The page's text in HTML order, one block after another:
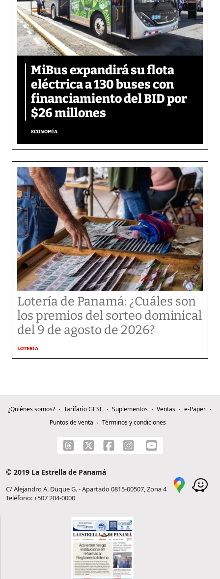
MiBus expandirá su flota
eléctrica a 130 buses con
financiamiento del BID por
$26 millones
ECONOMÍA
Lotería de Panamá: ¿Cuáles son
los premios del sorteo dominical
del 9 de agosto de 2026?
LOTERÍA
¿Quiénes somos? Tarifario GESE Suplementos Ventas
e-Paper
Puntos de venta
Términos y condiciones
© 2019 La Estrella de Panamá
C/ Alejandro A. Duque G. - Apartado 0815-00507, Zona 4
Teléfono: +507 204-0000